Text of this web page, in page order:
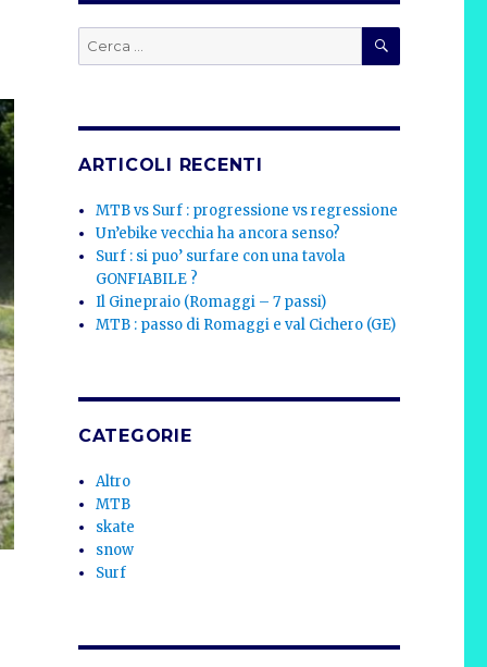
Cerca: CERCA
ARTICOLI RECENTI
MTB vs Surf : progressione vs regressione
Un’ebike vecchia ha ancora senso?
Surf : si puo’ surfare con una tavola
GONFIABILE ?
Il Ginepraio (Romaggi – 7 passi)
MTB : passo di Romaggi e val Cichero (GE)
CATEGORIE
Altro
MTB
skate
snow
Surf